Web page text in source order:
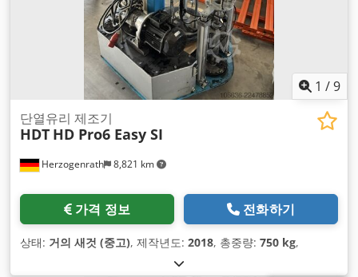
1 /9
Herzogenrath 8,821 km
단열유리 제조기
HDT HD Pro6 Easy SI
가격 정보 전화하기
상태: 거의 새것 (중고), 제작년도: 2018, 총중량: 750 kg,